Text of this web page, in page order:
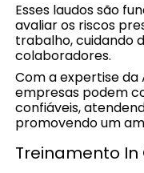
Esses laudos são
avaliar os riscos
trabalho, cuidando
colaboradores.
Com a expertise da
empresas podem
confiáveis,
promovendo um
Treinamento